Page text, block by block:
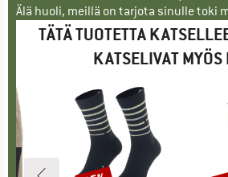
Älä huoli, meillä on tarjota sinulle toki
TÄTÄ TUOTETTA
KATSELIVAT MYÖS